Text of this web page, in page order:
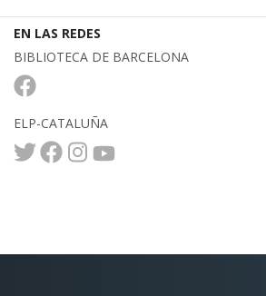
EN LAS REDES
BIBLIOTECA DE BARCELONA
ELP-CATALUÑA